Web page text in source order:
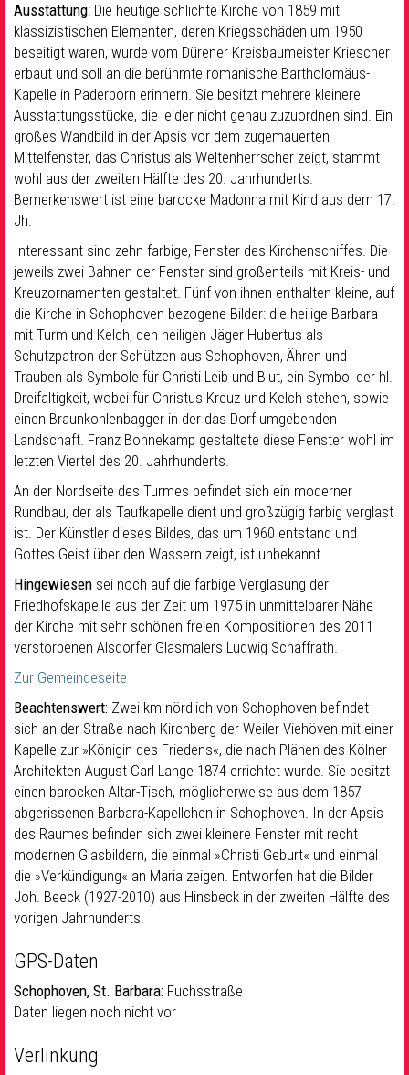
Ausstattung: Die heutige schlichte Kirche von 1859 mit
klassizistischen Elementen, deren Kriegsschäden um 1950
beseitigt waren, wurde vom Dürener Kreisbaumeister Kriescher
erbaut und soll an die berühmte romanische Bartholomäus-
Kapelle in Paderborn erinnern. Sie besitzt mehrere kleinere
Ausstattungsstücke, die leider nicht genau zuzuordnen sind. Ein
großes Wandbild in der Apsis vor dem zugemauerten
Mittelfenster, das Christus als Weltenherrscher zeigt, stammt
wohl aus der zweiten Hälfte des 20. Jahrhunderts.
Bemerkenswert ist eine barocke Madonna mit Kind aus dem 17.
Jh.
Interessant sind zehn farbige, Fenster des Kirchenschiffes. Die
jeweils zwei Bahnen der Fenster sind großenteils mit Kreis- und
Kreuzornamenten gestaltet. Fünf von ihnen enthalten kleine, auf
die Kirche in Schophoven bezogene Bilder: die heilige Barbara
mit Turm und Kelch, den heiligen Jäger Hubertus als
Schutzpatron der Schützen aus Schophoven, Ähren und
Trauben als Symbole für Christi Leib und Blut, ein Symbol der hl.
Dreifaltigkeit, wobei für Christus Kreuz und Kelch stehen, sowie
einen Braunkohlenbagger in der das Dorf umgebenden
Landschaft. Franz Bonnekamp gestaltete diese Fenster wohl im
letzten Viertel des 20. Jahrhunderts.
An der Nordseite des Turmes befindet sich ein moderner
Rundbau, der als Taufkapelle dient und großzügig farbig verglast
ist. Der Künstler dieses Bildes, das um 1960 entstand und
Gottes Geist über den Wassern zeigt, ist unbekannt.
Hingewiesen sei noch auf die farbige Verglasung der
Friedhofskapelle aus der Zeit um 1975 in unmittelbarer Nähe
der Kirche mit sehr schönen freien Kompositionen des 2011
verstorbenen Alsdorfer Glasmalers Ludwig Schaffrath.
Zur Gemeindeseite
Beachtenswert: Zwei km nördlich von Schophoven befindet
sich an der Straße nach Kirchberg der Weiler Viehöven mit einer
Kapelle zur »Königin des Friedens«, die nach Plänen des Kölner
Architekten August Carl Lange 1874 errichtet wurde. Sie besitzt
einen barocken Altar-Tisch, möglicherweise aus dem 1857
abgerissenen Barbara-Kapellchen in Schophoven. In der Apsis
des Raumes befinden sich zwei kleinere Fenster mit recht
modernen Glasbildern, die einmal »Christi Geburt« und einmal
die »Verkündigung« an Maria zeigen. Entworfen hat die Bilder
Joh. Beeck (1927-2010) aus Hinsbeck in der zweiten Hälfte des
vorigen Jahrhunderts.
GPS-Daten
Schophoven, St. Barbara: Fuchsstraße
Daten liegen noch nicht vor
Verlinkung